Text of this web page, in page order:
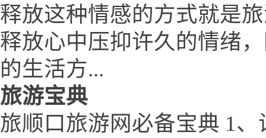
释放这种情感的方式就是
释放心中压抑许久的情绪
的生活方...
旅游宝典
旅顺口旅游网必备宝典 1